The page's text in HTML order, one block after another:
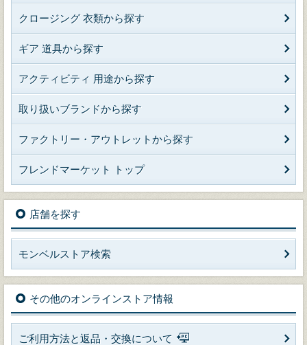
クロージング 衣類から探す
ギア 道具から探す
アクティビティ 用途から探す
取り扱いブランドから探す
ファクトリー・アウトレットから探す
フレンドマーケット トップ
店舗を探す
モンベルストア検索
その他のオンラインストア情報
ご利用方法と返品・交換について